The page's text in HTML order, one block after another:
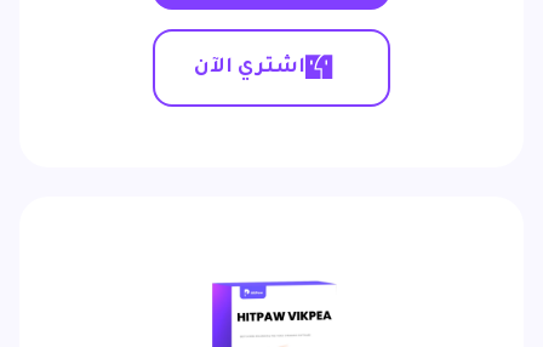
اشتري الآن